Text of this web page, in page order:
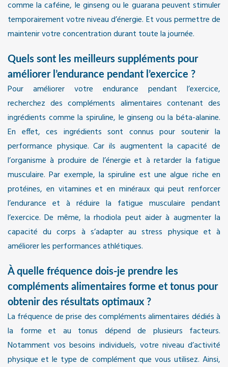
comme la caféine, le ginseng ou le guarana peuvent stimuler
temporairement votre niveau d’énergie. Et vous permettre de
maintenir votre concentration durant toute la journée.
Quels sont les meilleurs suppléments pour
améliorer l’endurance pendant l’exercice ?
Pour améliorer votre endurance pendant l’exercice,
recherchez des compléments alimentaires contenant des
ingrédients comme la spiruline, le ginseng ou la béta-alanine.
En effet, ces ingrédients sont connus pour soutenir la
performance physique. Car ils augmentent la capacité de
l’organisme à produire de l’énergie et à retarder la fatigue
musculaire. Par exemple, la spiruline est une algue riche en
protéines, en vitamines et en minéraux qui peut renforcer
l’endurance et à réduire la fatigue musculaire pendant
l’exercice. De même, la rhodiola peut aider à augmenter la
capacité du corps à s’adapter au stress physique et à
améliorer les performances athlétiques.
À quelle fréquence dois-je prendre les
compléments alimentaires forme et tonus pour
obtenir des résultats optimaux ?
La fréquence de prise des compléments alimentaires dédiés à
la forme et au tonus dépend de plusieurs facteurs.
Notamment vos besoins individuels, votre niveau d’activité
physique et le type de complément que vous utilisez. Ainsi,